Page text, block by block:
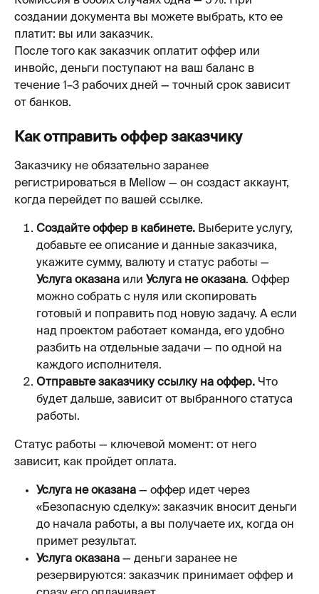
создании документа вы можете выбрать, кто ее
платит: вы или заказчик.
После того как заказчик оплатит оффер или
инвойс, деньги поступают на ваш баланс в
течение 1–3 рабочих дней — точный срок зависит
от банков.
Как отправить оффер заказчику
Заказчику не обязательно заранее
регистрироваться в Mellow — он создаст аккаунт,
когда перейдет по вашей ссылке.
Создайте оффер в кабинете. Выберите услугу,
добавьте ее описание и данные заказчика,
укажите сумму, валюту и статус работы —
Услуга оказана или Услуга не оказана. Оффер
можно собрать с нуля или скопировать
готовый и поправить под новую задачу. А если
над проектом работает команда, его удобно
разбить на отдельные задачи — по одной на
каждого исполнителя.
Отправьте заказчику ссылку на оффер. Что
будет дальше, зависит от выбранного статуса
работы.
Статус работы — ключевой момент: от него
зависит, как пройдет оплата.
Услуга не оказана — оффер идет через
«Безопасную сделку»: заказчик вносит деньги
до начала работы, а вы получаете их, когда он
примет результат.
Услуга оказана — деньги заранее не
резервируются: заказчик принимает оффер и